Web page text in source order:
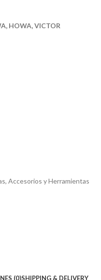
HOWA, VICTOR
, Accesorios y Herramientas
(0)SHIPPING & DELIVERY